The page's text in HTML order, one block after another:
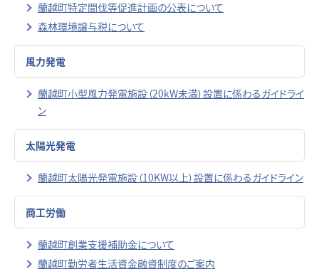
蘭越町特定間伐等促進計画の公表について
森林環境譲与税について
風力発電
蘭越町小型風力発電施設（20kW未満）設置に係わるガイドライ
ン
太陽光発電
蘭越町太陽光発電施設（10KW以上）設置に係わるガイドライン
商工労働
蘭越町創業支援補助金について
蘭越町勤労者生活資金融資制度のご案内